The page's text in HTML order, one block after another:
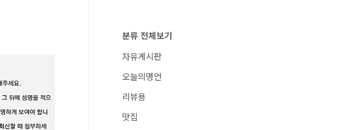
분류 전체보기
자유게시판
오늘의명언
리뷰용
맛집